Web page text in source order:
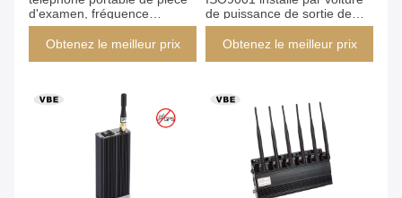
d'examen, fréquence
adaptée aux besoins du
client de périphérique en
Obtenez le meilleur prix
de puissance de sortie de
signal de GPS diplômée
Obtenez le meilleur prix